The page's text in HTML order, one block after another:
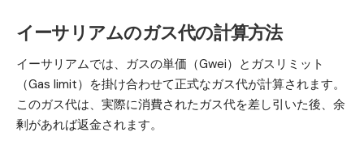
イーサリアムのガス代の計算方法
イーサリアムでは、ガスの単価（Gwei）とガスリミット
（Gas limit）を掛け合わせて正式なガス代が計算されます。
このガス代は、実際に消費されたガス代を差し引いた後、余
剰があれば返金されます。